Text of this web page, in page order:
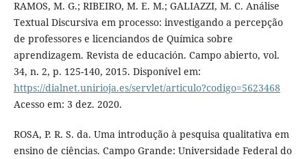
RAMOS, M. G.; RIBEIRO, M. E. M.; GALIAZZI, M. C. Análise
Textual Discursiva em processo: investigando a percepção
de professores e licenciandos de Química sobre
aprendizagem. Revista de educación. Campo abierto, vol.
34, n. 2, p. 125-140, 2015. Disponível em:
https://dialnet.unirioja.es/servlet/articulo?codigo=5623468
Acesso em: 3 dez. 2020.
ROSA, P. R. S. da. Uma introdução à pesquisa qualitativa em
ensino de ciências. Campo Grande: Universidade Federal do